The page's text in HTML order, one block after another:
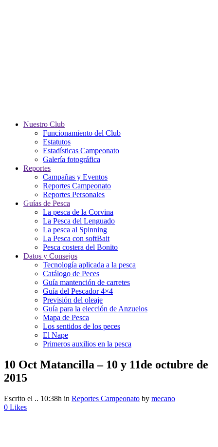
Nuestro Club
Funcionamiento del Club
Estatutos
Estadísticas Campeonato
Galería fotográfica
Reportes
Campañas y Eventos
Reportes Campeonato
Reportes Personales
Guías de Pesca
La pesca de la Corvina
La Pesca del Lenguado
La pesca al Spinning
La Pesca con softBait
Pesca costera del Bonito
Datos y Consejos
Tecnología aplicada a la pesca
Catálogo de Peces
Guía mantención de carretes
Guía del Pescador 4×4
Previsión del oleaje
Guía para la elección de Anzuelos
Mapa de Pesca
Los sentidos de los peces
El Nape
Primeros auxilios en la pesca
10 Oct Matancilla – 10 y 11de octubre de
2015
Escrito el .. 10:38h in Reportes Campeonato by mecano
0 Likes